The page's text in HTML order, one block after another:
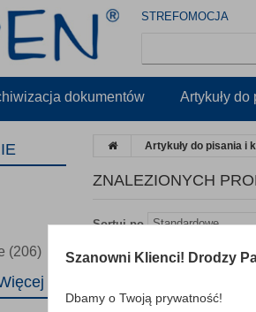
STREFOMOCJA
dokumentów Artykuły
(206)
Artykuły do pisania i
ZNALEZIONYCH
Sortuj po Standardowe
Szanowni Klienci! Drodzy
Dbamy o Twoją prywatność!